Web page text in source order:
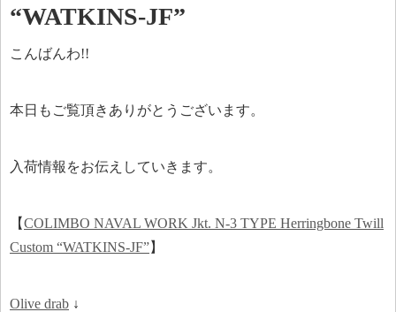
“WATKINS-JF”
こんばんわ!!
本日もご覧頂きありがとうございます。
入荷情報をお伝えしていきます。
【COLIMBO NAVAL WORK Jkt. N-3 TYPE Herringbone Twill
Custom “WATKINS-JF”】
Olive drab ↓